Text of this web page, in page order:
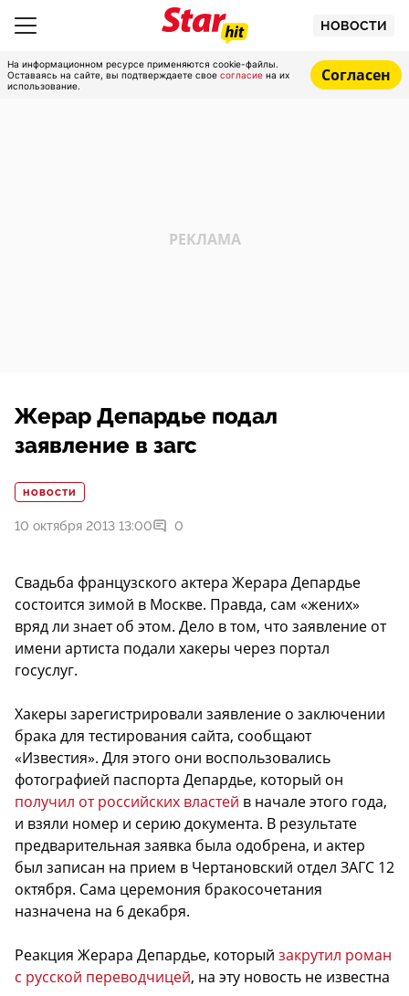
НОВОСТИ
На информационном ресурсе применяются cookie-файлы.
Оставаясь на сайте, вы подтверждаете свое согласие на их
использование.
Согласен
Жерар Депардье подал
заявление в загс
НОВОСТИ
10 октября 2013 13:00 0
Свадьба французского актера Жерара Депардье
состоится зимой в Москве. Правда, сам «жених»
вряд ли знает об этом. Дело в том, что заявление от
имени артиста подали хакеры через портал
госуслуг.
Хакеры зарегистрировали заявление о заключении
брака для тестирования сайта, сообщают
«Известия». Для этого они воспользовались
фотографией паспорта Депардье, который он
получил от российских властей в начале этого года,
и взяли номер и серию документа. В результате
предварительная заявка была одобрена, и актер
был записан на прием в Чертановский отдел ЗАГС 12
октября. Сама церемония бракосочетания
назначена на 6 декабря.
Реакция Жерара Депардье, который закрутил роман
с русской переводчицей, на эту новость не известна